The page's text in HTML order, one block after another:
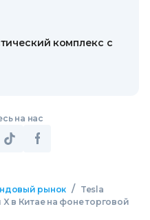
комплекс с
на нас
рынок /
Tesla
в Китае на фоне торговой